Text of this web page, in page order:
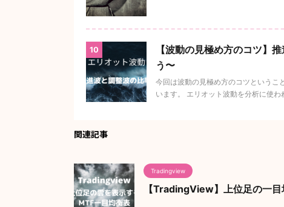
10
【波動の見極め方のコツ】
う〜
今回は波動の見極め方のコツというこ
います。 エリオット波動を分析に使
関連記事
Tradingview
【TradingView】上位足の一